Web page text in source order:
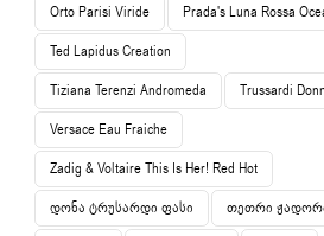
Orto Parisi Viride Prada's Luna Rossa
Ted Lapidus Creation
Tiziana Terenzi Andromeda Trussardi
Versace Eau Fraiche
Zadig & Voltaire This Is Her! Red Hot
Დონა Ტრუსარდი Ფასი Თეთრი